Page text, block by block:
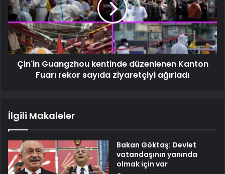
Çin'in Guangzhou kentinde düzenlenen Kanton
Fuarı rekor sayıda ziyaretçiyi ağırladı
İlgili Makaleler
Bakan Göktaş: Devlet
vatandaşının yanında
olmak için var